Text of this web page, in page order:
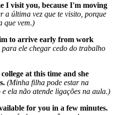
I visit you, because I'm moving
a última vez que te visito, porque
que vem.)
to arrive early from work
para ele chegar cedo do trabalho
at this time and she
(Minha filha pode estar na
ela não atende ligações na aula.)
for you in a few minutes.